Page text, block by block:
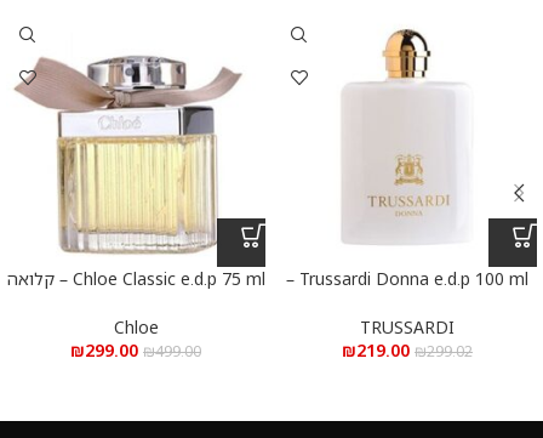
Trussardi Donna e.d.p 100 ml –
TRUSSARDI
₪299.02
₪219.00
Chloe Classic e.d.p 75 ml – קלואה
Chloe
₪499.00
₪299.00